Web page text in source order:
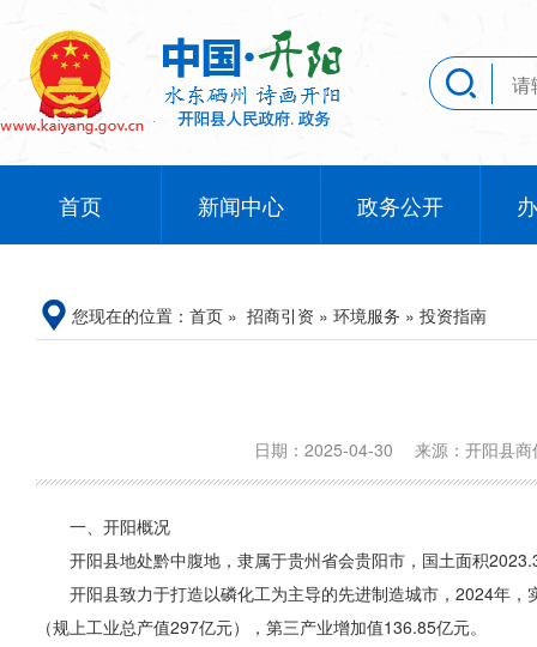
首页 新闻中心 政务公开
您现在的位置： 首页 » 招商引资 » 环境服务 » 投资指南
日期：2025-04-30 来源：开阳县
一、开阳概况
开阳县地处黔中腹地，隶属于贵州省会贵阳市，国土面积
开阳县致力于打造以磷化工为主导的先进制造城市，2024年
（规上工业总产值297亿元），第三产业增加值136.85亿元。